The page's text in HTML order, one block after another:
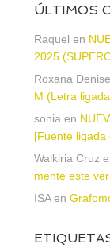
ÚLTIMOS
Raquel en
2025
Roxana Denise
M (Letra
soniaen
[Fuente ligada
Walkiria Cruz
mente este
ISAen